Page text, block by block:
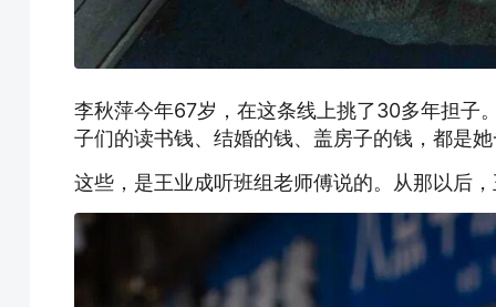
李秋萍今年67岁，在这条线上挑了30多年担子
子们的读书钱、结婚的钱、盖房子的钱，都是
这些，是王业成听班组老师傅说的。从那以后